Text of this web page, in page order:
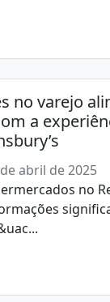
no varejo
a
abril de 2025
no